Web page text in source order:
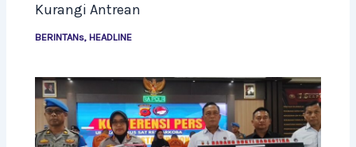
Kurangi Antrean
BERINTANs, HEADLINE